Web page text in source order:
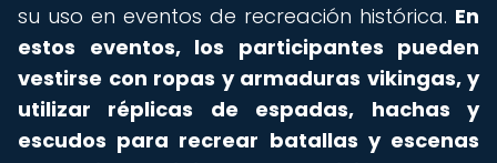
su uso en eventos de recreación histórica. En
estos eventos, los participantes pueden
vestirse con ropas y armaduras vikingas, y
utilizar réplicas de espadas, hachas y
escudos para recrear batallas y escenas